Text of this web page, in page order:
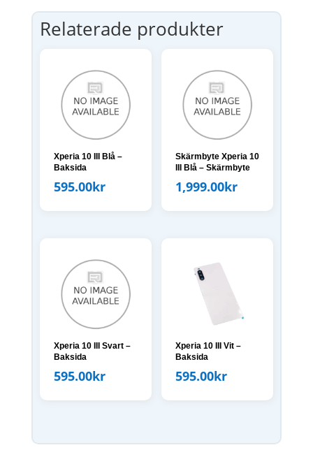
Relaterade produkter
Xperia 10 III Blå –
Baksida
595.00kr
Skärmbyte Xperia 10
III Blå – Skärmbyte
1,999.00kr
Xperia 10 III Svart –
Baksida
595.00kr
Xperia 10 III Vit –
Baksida
595.00kr